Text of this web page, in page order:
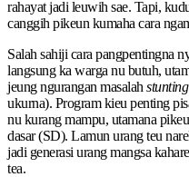
rahayat jadi leuwih sae. Tapi,
canggih pikeun kumaha cara
Salah sahiji cara pangpentingna
langsung ka warga nu butuh,
jeung ngurangan masalah stunting
ukurna). Program kieu penting
nu kurang mampu, utamana
dasar (SD). Lamun urang teu
jadi generasi urang mangsa
tea.